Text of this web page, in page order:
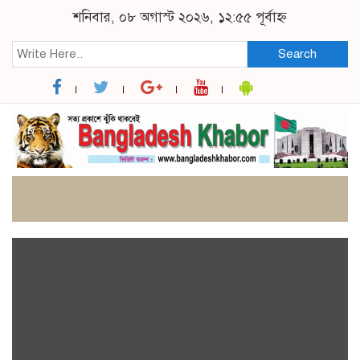
শনিবার, ০৮ অগাস্ট ২০২৬, ১২:৫৫ পূর্বাহ্ন
Search